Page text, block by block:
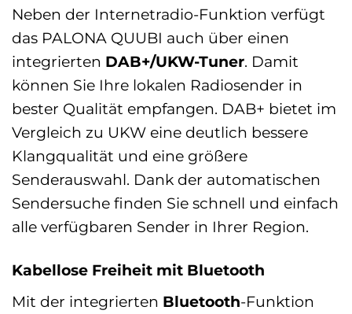
Neben der Internetradio-Funktion verfügt
das PALONA QUUBI auch über einen
integrierten DAB+/UKW-Tuner. Damit
können Sie Ihre lokalen Radiosender in
bester Qualität empfangen. DAB+ bietet im
Vergleich zu UKW eine deutlich bessere
Klangqualität und eine größere
Senderauswahl. Dank der automatischen
Sendersuche finden Sie schnell und einfach
alle verfügbaren Sender in Ihrer Region.
Kabellose Freiheit mit Bluetooth
Mit der integrierten Bluetooth-Funktion